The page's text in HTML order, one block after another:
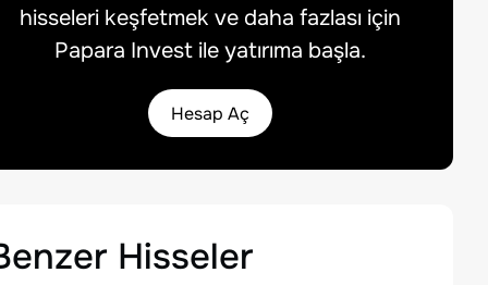
hisseleri keşfetmek ve daha fazlası için
Papara Invest ile yatırıma başla.
Hesap Aç
Hisseler